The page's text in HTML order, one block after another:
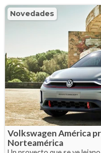
Novedades
Volkswagen América
Norteamérica